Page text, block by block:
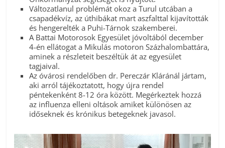
Változatlanul problémát okoz a Turul utcában a
csapadékvíz, az úthibákat mart aszfalttal kijavították
és hengerelték a Puhi-Tárnok szakemberei.
A Battai Motorosok Egyesület jóvoltából december
4-én ellátogat a Mikulás motoron Százhalombattára,
aminek a részleteit beszéltük át az egyesület
tagjaival.
Az óvárosi rendelőben dr. Pereczár Kláránál jártam,
aki arról tájékoztatott, hogy újra rendel
péntekenként 8-12 óra között. Megérkeztek hozzá
az influenza elleni oltások amiket különösen az
időseknek és krónikus betegeknek javasol.